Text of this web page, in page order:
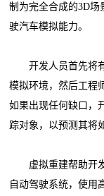
制为完全合成的3D场
驶汽车模拟能力。
开发人员首先将有
模拟环境，然后工程
如果出现任何缺口，
踪对象，以预测其将
虚拟重建帮助开发
自动驾驶系统，使用